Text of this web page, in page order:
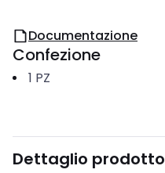
Documentazione
Confezione
1 PZ
Dettaglio prodotto